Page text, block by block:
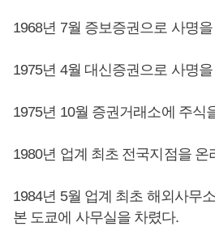
1968년 7월 증보증권으로 사명
1975년 4월 대신증권으로 사명
1975년 10월 증권거래소에 주식
1980년 업계 최초 전국지점을 온
1984년 5월 업계 최초 해외사무
본 도쿄에 사무실을 차렸다.